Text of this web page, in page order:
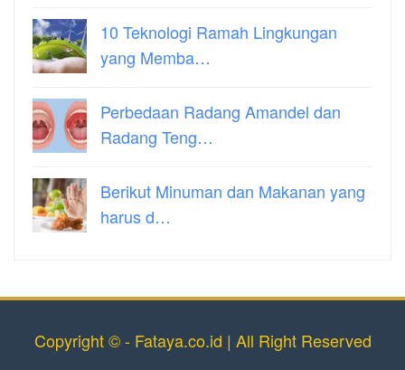
10 Teknologi Ramah Lingkungan
yang Memba…
Perbedaan Radang Amandel dan
Radang Teng…
Berikut Minuman dan Makanan yang
harus d…
Copyright © - Fataya.co.id | All Right Reserved